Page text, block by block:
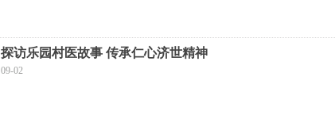
探访乐园村医故事 传承仁心济世精神
09-02